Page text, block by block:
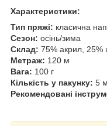
Характеристики:
Тип пряжі: класична
Сезон: осінь/зима
Склад: 75% акрил, 25%
Метраж: 120 м
Вага: 100 г
Кількість у пакунку: 5
Рекомендовані